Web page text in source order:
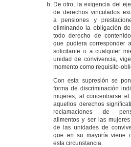
materia de
Inclusión.
Artículo 151Medios
personales y
materiales.
DISPOSICIÓN
ADICIONAL PRIMERA
. Cuantía base a la
fecha de entrada en
vigor de la presente
DISPOSICIÓN
ADICIONAL SEGUNDA
. Interoperabilidad e
interconexión de los
sistemas de garantía
de ingresos y de
De otro, la exigencia del
de derechos vinculados
a pensiones y
eliminando la obligación
todo derecho de
que pudiera corresponder
solicitante o a cualquier
unidad de convivencia,
momento como requisito-
Con esta supresión se
forma de discriminación
mujeres, al concentrarse
aquellos derechos
reclamaciones de
alimentos y ser las
de las unidades de
que en su mayoría viene
esta circunstancia.